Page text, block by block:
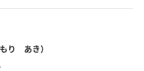
の三大調味料
ジョージアのクリスマス
ランダ」はおもてなし
いっぺんに来るイースター
り あき）